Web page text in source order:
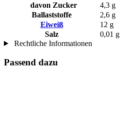
davon Zucker
4,3 g
Ballaststoffe
2,6 g
Eiweiß
12 g
Salz
0,01 g
Rechtliche Informationen
Passend dazu